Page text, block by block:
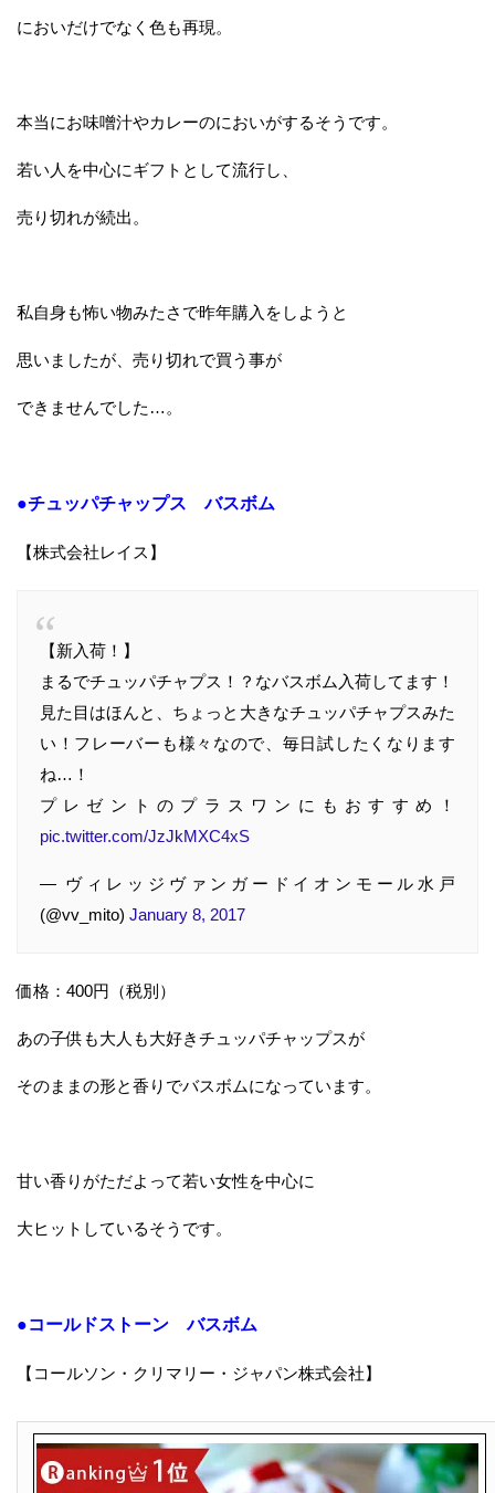
においだけでなく色も再現。
本当にお味噌汁やカレーのにおいがするそうです。
若い人を中心にギフトとして流行し、
売り切れが続出。
私自身も怖い物みたさで昨年購入をしようと
思いましたが、売り切れで買う事が
できませんでした…。
●チュッパチャップス バスボム
【株式会社レイス】
【新入荷！】
まるでチュッパチャプス！？なバスボム入荷してます！
見た目はほんと、ちょっと大きなチュッパチャプスみた
い！フレーバーも様々なので、毎日試したくなります
ね…！
プレゼントのプラスワンにもおすすめ！
pic.twitter.com/JzJkMXC4xS
— ヴィレッジヴァンガードイオンモール水戸
(@vv_mito) January 8, 2017
価格：400円（税別）
あの子供も大人も大好きチュッパチャップスが
そのままの形と香りでバスボムになっています。
甘い香りがただよって若い女性を中心に
大ヒットしているそうです。
●コールドストーン バスボム
【コールソン・クリマリー・ジャパン株式会社】